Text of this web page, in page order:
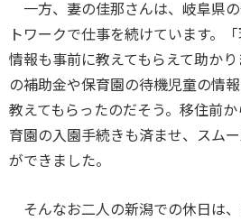
一方、妻の佳那さんは、岐阜県
トワークで仕事を続けています。
情報も事前に教えてもらえて助か
の補助金や保育園の待機児童の情
教えてもらったのだそう。移住前
育園の入園手続きも済ませ、スム
ができました。
そんなお二人の新潟での休日は